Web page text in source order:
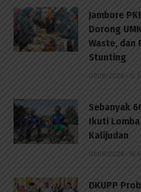
Jambore
Dorong
Waste, dan
Stunting
07/08/2026 -
Sebanyak
Ikuti Lomba
Kalijudan
07/08/2026 -
DKUPP